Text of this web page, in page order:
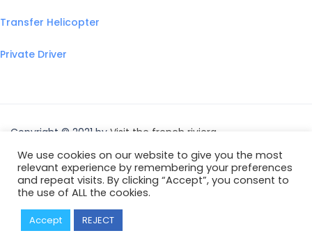
Transfer Helicopter
Private Driver
Copyright © 2021 by Visit the french riviera
We use cookies on our website to give you the most
relevant experience by remembering your preferences
and repeat visits. By clicking “Accept”, you consent to
the use of ALL the cookies.
Accept REJECT